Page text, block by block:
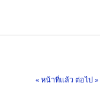
« หน้าที่แล้ว ต่อไป »